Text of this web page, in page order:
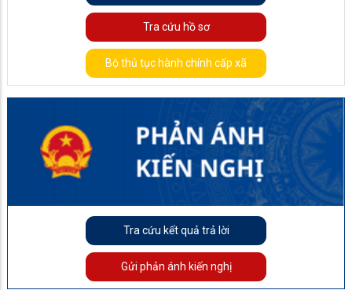
Tra cứu hồ sơ
Bộ thủ tục hành chính cấp xã
Tra cứu kết quả trả lời
Gửi phản ánh kiến nghị